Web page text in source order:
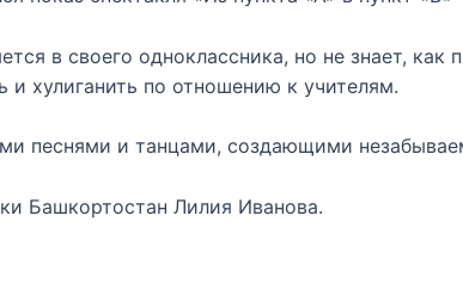
в своего одноклассника, но не знает, как
и хулиганить по отношению к учителям.
песнями и танцами, создающими
Башкортостан Лилия Иванова.